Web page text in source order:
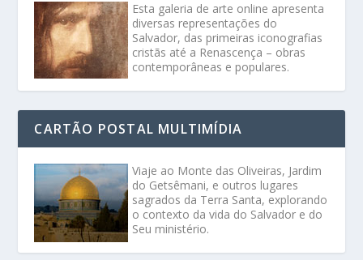
Esta galeria de arte online apresenta
diversas representações do
Salvador, das primeiras iconografias
cristãs até a Renascença – obras
contemporâneas e populares.
CARTÃO POSTAL MULTIMÍDIA
Viaje ao Monte das Oliveiras, Jardim
do Getsêmani, e outros lugares
sagrados da Terra Santa, explorando
o contexto da vida do Salvador e do
Seu ministério.